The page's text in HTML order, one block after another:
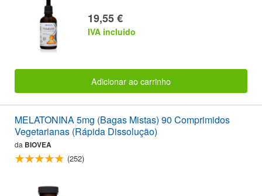
19,55 €
IVA incluido
Adicionar ao carrinho
MELATONINA 5mg (Bagas Mistas) 90 Comprimidos
Vegetarianas (Rápida Dissolução)
da BIOVEA
(252)